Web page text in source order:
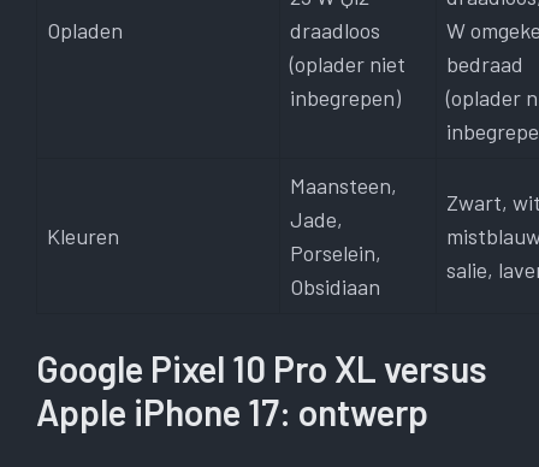
Opladen
draadloos
(oplader niet
inbegrepen)
W
bedraad
(oplader
Kleuren
Maansteen,
Jade,
Porselein,
Obsidiaan
Zwart,
salie,
Google Pixel 10 Pro XL versus
Apple iPhone 17: ontwerp